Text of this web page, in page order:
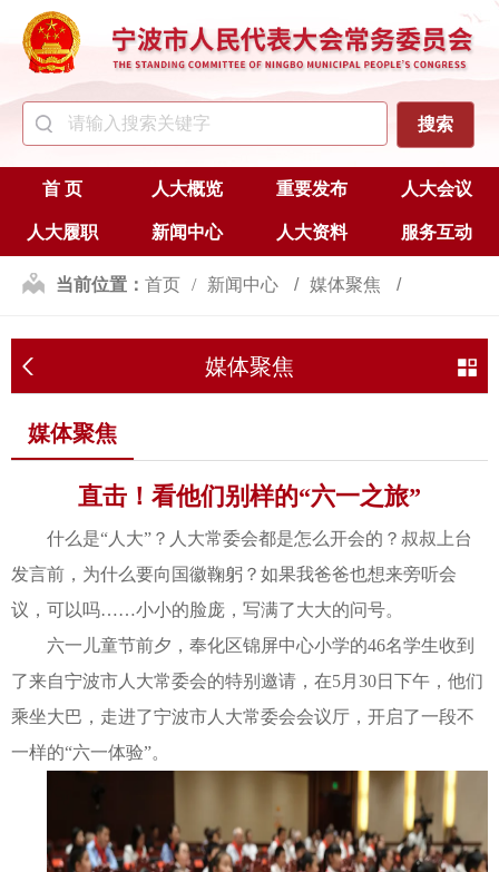
首 页 人大概览 重要发布 人大会议
人大履职 新闻中心 人大资料 服务互动
当前位置： 首页 新闻中心 媒体聚焦
媒体聚焦
媒体聚焦
直击！看他们别样的“六一之旅”
什么是“人大”？人大常委会都是怎么开会的？叔叔上台
发言前，为什么要向国徽鞠躬？如果我爸爸也想来旁听会
议，可以吗……小小的脸庞，写满了大大的问号。
六一儿童节前夕，奉化区锦屏中心小学的46名学生收到
了来自宁波市人大常委会的特别邀请，在5月30日下午，他们
乘坐大巴，走进了宁波市人大常委会会议厅，开启了一段不
一样的“六一体验”。